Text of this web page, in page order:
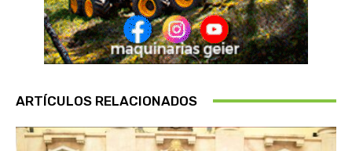
ARTÍCULOS RELACIONADOS